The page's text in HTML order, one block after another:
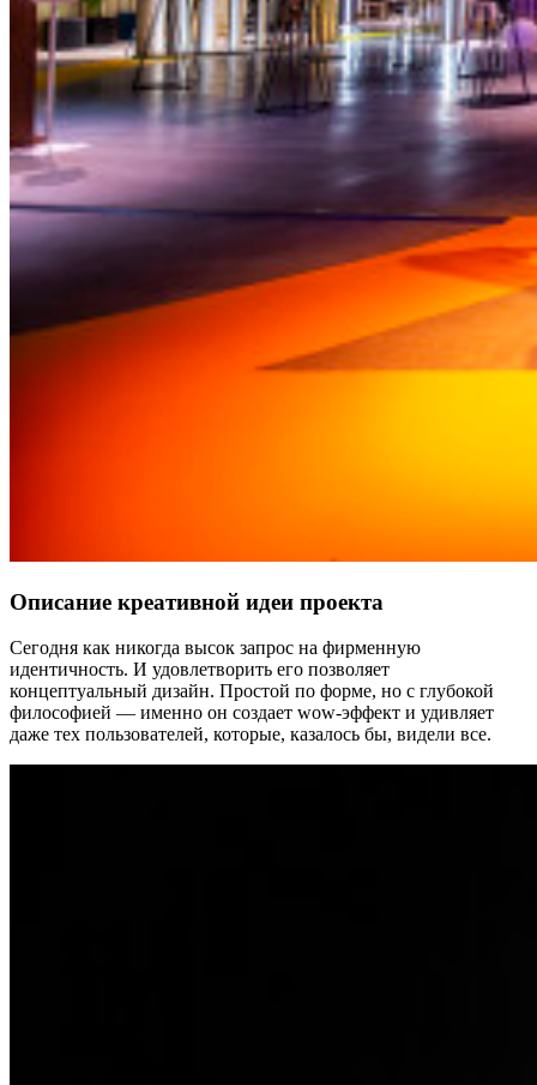
Описание креативной идеи проекта
Сегодня как никогда высок запрос на фирменную
идентичность. И удовлетворить его позволяет
концептуальный дизайн. Простой по форме, но с глубокой
философией — именно он создает wow-эффект и удивляет
даже тех пользователей, которые, казалось бы, видели все.